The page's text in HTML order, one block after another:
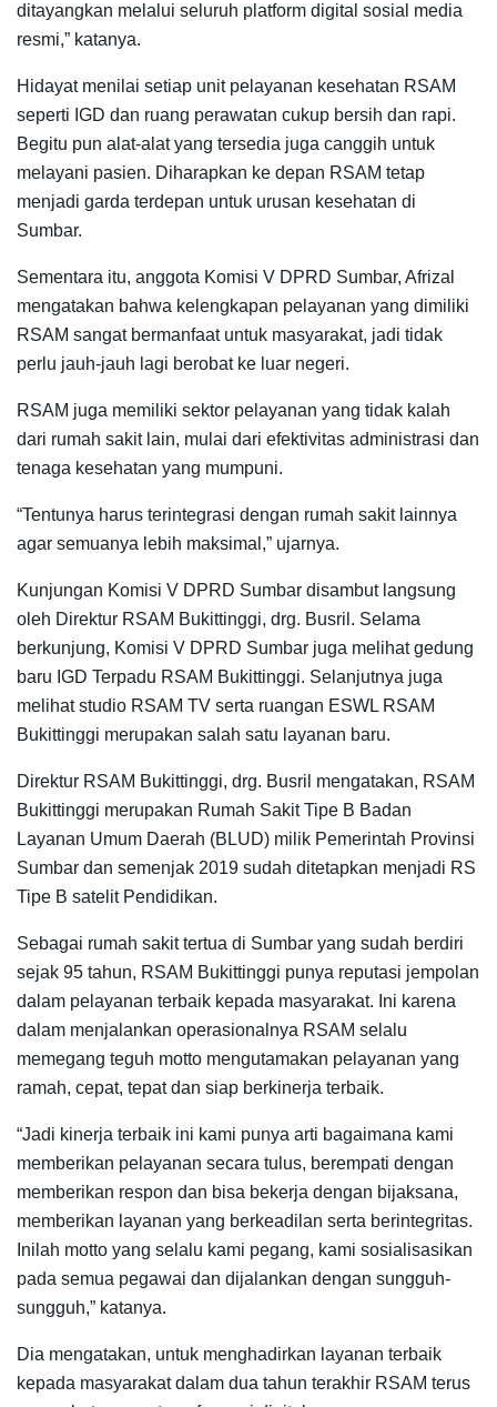
ditayangkan melalui seluruh platform digital sosial media
resmi,” katanya.
Hidayat menilai setiap unit pelayanan kesehatan RSAM
seperti IGD dan ruang perawatan cukup bersih dan rapi.
Begitu pun alat-alat yang tersedia juga canggih untuk
melayani pasien. Diharapkan ke depan RSAM tetap
menjadi garda terdepan untuk urusan kesehatan di
Sumbar.
Sementara itu, anggota Komisi V DPRD Sumbar, Afrizal
mengatakan bahwa kelengkapan pelayanan yang dimiliki
RSAM sangat bermanfaat untuk masyarakat, jadi tidak
perlu jauh-jauh lagi berobat ke luar negeri.
RSAM juga memiliki sektor pelayanan yang tidak kalah
dari rumah sakit lain, mulai dari efektivitas administrasi dan
tenaga kesehatan yang mumpuni.
“Tentunya harus terintegrasi dengan rumah sakit lainnya
agar semuanya lebih maksimal,” ujarnya.
Kunjungan Komisi V DPRD Sumbar disambut langsung
oleh Direktur RSAM Bukittinggi, drg. Busril. Selama
berkunjung, Komisi V DPRD Sumbar juga melihat gedung
baru IGD Terpadu RSAM Bukittinggi. Selanjutnya juga
melihat studio RSAM TV serta ruangan ESWL RSAM
Bukittinggi merupakan salah satu layanan baru.
Direktur RSAM Bukittinggi, drg. Busril mengatakan, RSAM
Bukittinggi merupakan Rumah Sakit Tipe B Badan
Layanan Umum Daerah (BLUD) milik Pemerintah Provinsi
Sumbar dan semenjak 2019 sudah ditetapkan menjadi RS
Tipe B satelit Pendidikan.
Sebagai rumah sakit tertua di Sumbar yang sudah berdiri
sejak 95 tahun, RSAM Bukittinggi punya reputasi jempolan
dalam pelayanan terbaik kepada masyarakat. Ini karena
dalam menjalankan operasionalnya RSAM selalu
memegang teguh motto mengutamakan pelayanan yang
ramah, cepat, tepat dan siap berkinerja terbaik.
“Jadi kinerja terbaik ini kami punya arti bagaimana kami
memberikan pelayanan secara tulus, berempati dengan
memberikan respon dan bisa bekerja dengan bijaksana,
memberikan layanan yang berkeadilan serta berintegritas.
Inilah motto yang selalu kami pegang, kami sosialisasikan
pada semua pegawai dan dijalankan dengan sungguh-
sungguh,” katanya.
Dia mengatakan, untuk menghadirkan layanan terbaik
kepada masyarakat dalam dua tahun terakhir RSAM terus